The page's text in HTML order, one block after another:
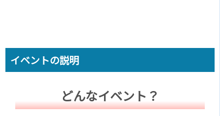
イベントの説明
どんなイベント？